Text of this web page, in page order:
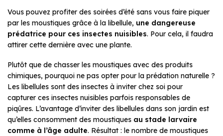
Vous pouvez profiter des soirées d’été sans vous faire piquer
par les moustiques grâce à la libellule, une dangereuse
prédatrice pour ces insectes nuisibles. Pour cela, il faudra
attirer cette dernière avec une plante.
Plutôt que de chasser les moustiques avec des produits
chimiques, pourquoi ne pas opter pour la prédation naturelle ?
Les libellules sont des insectes à inviter chez soi pour
capturer ces insectes nuisibles parfois responsables de
piqûres. L’avantage d’inviter des libellules dans son jardin est
qu’elles consomment des moustiques au stade larvaire
comme à l’âge adulte. Résultat : le nombre de moustiques